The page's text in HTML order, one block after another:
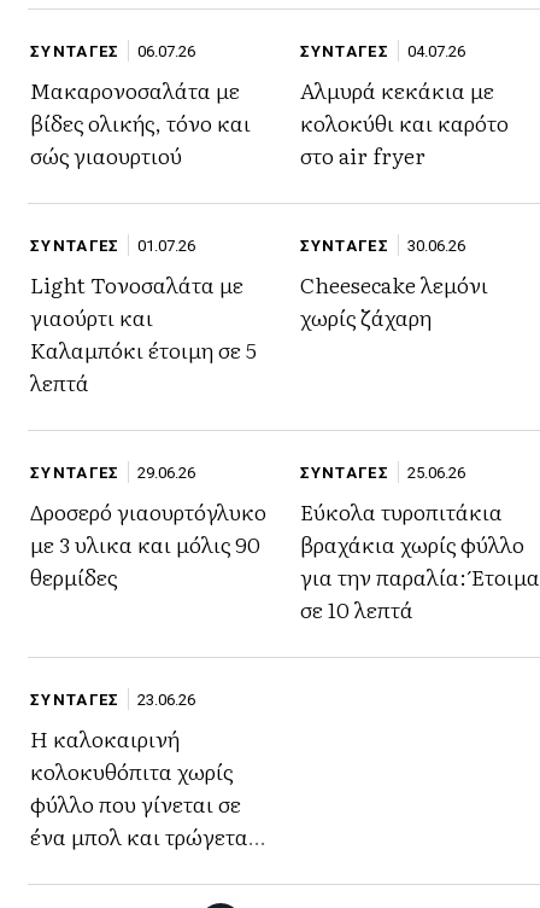
ΣΥΝΤΑΓΕΣ 06.07.26
Μακαρονοσαλάτα με
βίδες ολικής, τόνο και
σώς γιαουρτιού
ΣΥΝΤΑΓΕΣ 04.07.26
Αλμυρά κεκάκια με
κολοκύθι και καρότο
στο air fryer
ΣΥΝΤΑΓΕΣ 01.07.26
Light Τονοσαλάτα με
γιαούρτι και
Καλαμπόκι έτοιμη σε 5
λεπτά
ΣΥΝΤΑΓΕΣ 30.06.26
Cheesecake λεμόνι
χωρίς ζάχαρη
ΣΥΝΤΑΓΕΣ 29.06.26
Δροσερό γιαουρτόγλυκο
με 3 υλικα και μόλις 90
θερμίδες
ΣΥΝΤΑΓΕΣ 25.06.26
Εύκολα τυροπιτάκια
βραχάκια χωρίς φύλλο
για την παραλία: Έτοιμα
σε 10 λεπτά
ΣΥΝΤΑΓΕΣ 23.06.26
Η καλοκαιρινή
κολοκυθόπιτα χωρίς
φύλλο που γίνεται σε
ένα μπολ και τρώγεται